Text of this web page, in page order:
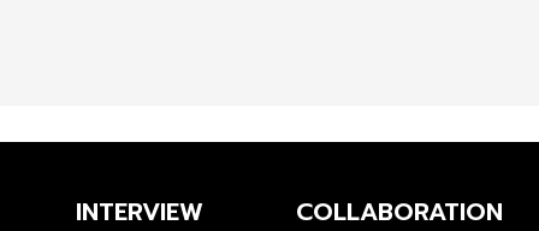
INTERVIEW COLLABORATION